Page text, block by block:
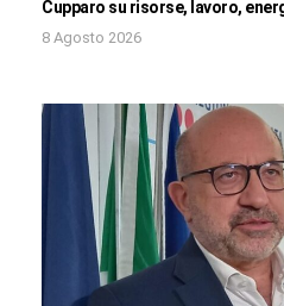
Cupparo su risorse, lavoro,
8 Agosto 2026